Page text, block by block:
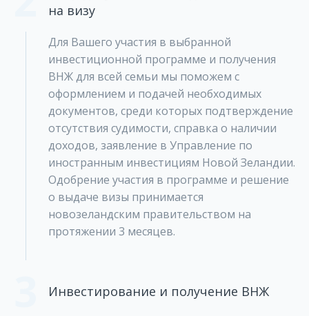
на визу
Для Вашего участия в выбранной
инвестиционной программе и получения
ВНЖ для всей семьи мы поможем с
оформлением и подачей необходимых
документов, среди которых подтверждение
отсутствия судимости, справка о наличии
доходов, заявление в Управление по
иностранным инвестициям Новой Зеландии.
Одобрение участия в программе и решение
о выдаче визы принимается
новозеландским правительством на
протяжении 3 месяцев.
Инвестирование и получение ВНЖ